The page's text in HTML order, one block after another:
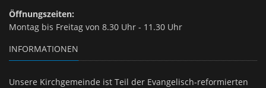
Öffnungszeiten:
Montag bis Freitag von 8.30 Uhr - 11.30 Uhr
INFORMATIONEN
Unsere Kirchgemeinde ist Teil der Evangelisch-reformierten